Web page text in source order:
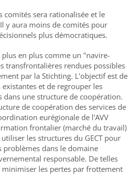
comités sera rationalisée et le
y aura moins de comités pour
plus démocratiques.
plus en plus comme un "navire-
transfrontalières rendues possibles
par la Stichting. L'objectif est de
et de regrouper les
une structure de coopération.
de coopération des services de
eurégionale de l'AVV
frontalier (marché du travail)
les structures du GECT pour
dans le domaine
responsable. De telles
les pertes par frottement